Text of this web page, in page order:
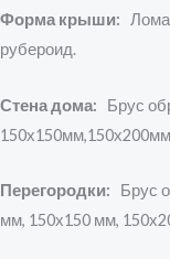
Форма крыши:
рубероид.
Стена дома: Брус
Перегородки: Брус
мм, 150х150 мм,